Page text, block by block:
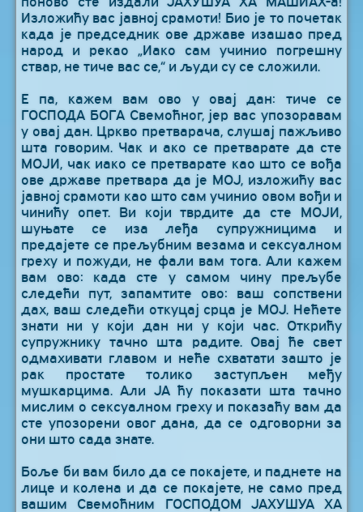
Изложићу вас јавној срамоти! Био је то почетак
када је председник ове државе изашао пред
народ и рекао „Иако сам учинио погрешну
ствар, не тиче вас се,“ и људи су се сложили.
Е па, кажем вам ово у овај дан: тиче се
ГОСПОДА БОГА Свемоћног, јер вас упозоравам
у овај дан. Цркво претварача, слушај пажљиво
шта говорим. Чак и ако се претварате да сте
МОЈИ, чак иако се претварате као што се вођа
ове државе претвара да је МОЈ, изложићу вас
јавној срамоти као што сам учинио овом вођи и
чинићу опет. Ви који тврдите да сте МОЈИ,
шуњате се иза леђа супружницима и
предајете се прељубним везама и сексуалном
греху и пожуди, не фали вам тога. Али кажем
вам ово: када сте у самом чину прељубе
следећи пут, запамтите ово: ваш сопствени
дах, ваш следећи откуцај срца је МОЈ. Нећете
знати ни у који дан ни у који час. Открићу
супружнику тачно шта радите. Овај ће свет
одмахивати главом и неће схватати зашто је
рак простате толико заступљен међу
мушкарцима. Али ЈА ћу показати шта тачно
мислим о сексуалном греху и показаћу вам да
сте упозорени овог дана, да се одговорни за
они што сада знате.
Боље би вам било да се покајете, и паднете на
лице и колена и да се покајете, не само пред
вашим Свемоћним ГОСПОДОМ ЈАХУШУА ХА